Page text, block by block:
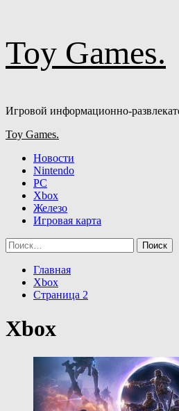
к
содержимому
Toy Games.
Игровой информационно-
Основное
Toy Games.
Новости
Nintendo
PC
Xbox
Железо
Игровая карта
Найти:
Главная
Xbox
Страница 2
Xbox